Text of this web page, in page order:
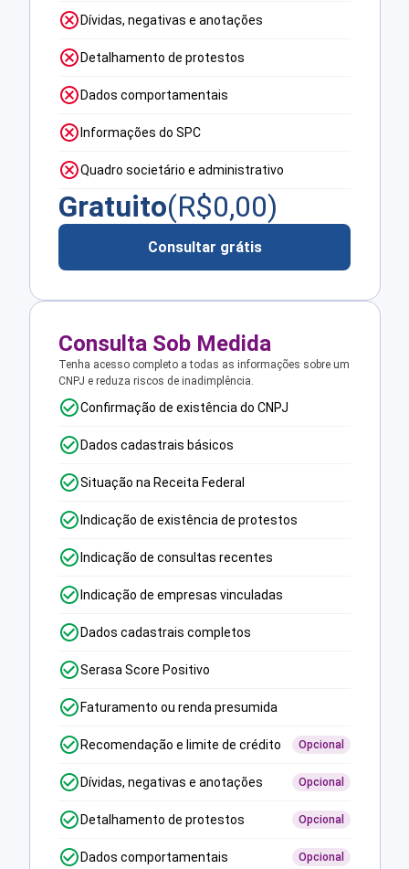
Dívidas, negativas e anotações
Detalhamento de protestos
Dados comportamentais
Informações do SPC
Quadro societário e administrativo
Gratuito(R$0,00)
Consultar grátis
Consulta Sob Medida
Tenha acesso completo a todas as informações sobre um
CNPJ e reduza riscos de inadimplência.
Confirmação de existência do CNPJ
Dados cadastrais básicos
Situação na Receita Federal
Indicação de existência de protestos
Indicação de consultas recentes
Indicação de empresas vinculadas
Dados cadastrais completos
Serasa Score Positivo
Faturamento ou renda presumida
Recomendação e limite de crédito Opcional
Dívidas, negativas e anotações Opcional
Detalhamento de protestos Opcional
Dados comportamentais Opcional